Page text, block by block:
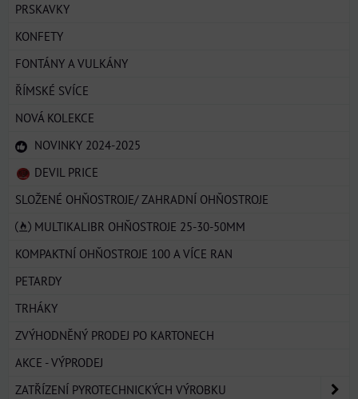
PRSKAVKY
KONFETY
FONTÁNY A VULKÁNY
ŘÍMSKÉ SVÍCE
NOVÁ KOLEKCE
NOVINKY 2024-2025
DEVIL PRICE
SLOŽENÉ OHŇOSTROJE/ ZAHRADNÍ OHŇOSTROJE
MULTIKALIBR OHŇOSTROJE 25-30-50MM
KOMPAKTNÍ OHŇOSTROJE 100 A VÍCE RAN
PETARDY
TRHÁKY
ZVÝHODNĚNÝ PRODEJ PO KARTONECH
AKCE - VÝPRODEJ
ZATŘÍZENÍ PYROTECHNICKÝCH VÝROBKU